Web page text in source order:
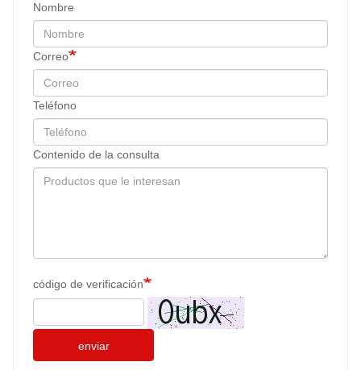
Nombre
Correo
Teléfono
Contenido de la consulta
código de verificación
enviar